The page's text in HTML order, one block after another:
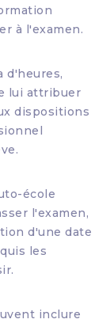
à l'examen.
d'heures,
lui attribuer
dispositions
école
l'examen,
d'une date
les
inclure